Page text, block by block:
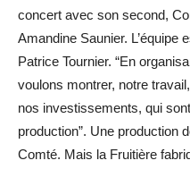
concert avec son second,
Amandine Saunier. L’équipe
Patrice Tournier. “En
voulons montrer, notre
nos investissements, qui
production”. Une production
Comté. Mais la Fruitière